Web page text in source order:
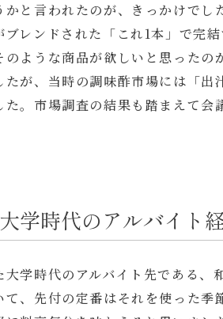
と言われたのが、きっかけでし
レンドされた「これ1本」で完
ような商品が欲しいと思ったの
が、当時の調味酢市場には「
。市場調査の結果も踏まえて
学時代のアルバイト
学時代のアルバイト先である
、先付の定番はそれを使った